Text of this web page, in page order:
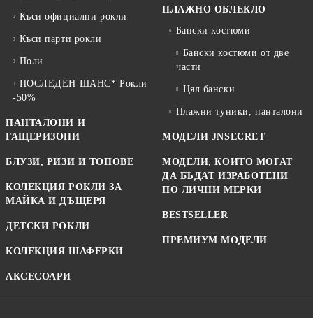
Къси официални рокли
Къси парти рокли
Поли
ПОСЛЕДЕН ШАНС* Рокли
-50%
ПАНТАЛОНИ И
ГАЩЕРИЗОНИ
БЛУЗИ, РИЗИ И ТОПОВЕ
КОЛЕКЦИЯ РОКЛИ ЗА
МАЙКА И ДЪЩЕРЯ
ДЕТСКИ РОКЛИ
КОЛЕКЦИЯ ШАФЕРКИ
АКСЕСОАРИ
ПЛАЖНО ОБЛЕКЛО
Бански костюми
Бански костюми от две
части
Цял бански
Плажни туники, панталони
МОДЕЛИ JNSECRET
МОДЕЛИ, КОИТО МОГАТ
ДА БЪДАТ ИЗРАБОТЕНИ
ПО ЛИЧНИ МЕРКИ
BESTSELLER
ПРЕМИУМ МОДЕЛИ